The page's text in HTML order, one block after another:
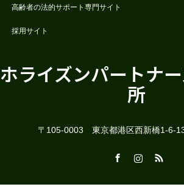
高齢者の法的サポート専門サイト
採用サイト
ホライズンパートナ
所
〒105-0003 東京都港区西新橋1-6-